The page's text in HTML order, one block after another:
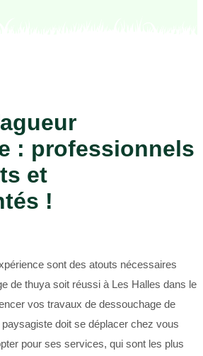
: professionnels
et
!
sont des atouts nécessaires
de thuya soit réussi à Les Halles dans le
vos travaux de dessouchage de
doit se déplacer chez vous
pour ses services, qui sont les plus